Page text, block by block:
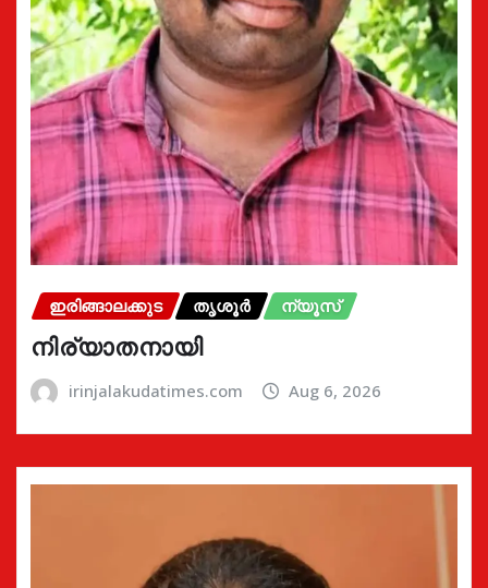
ഇരിങ്ങാലക്കുട തൃശൂർ ന്യൂസ്
നിര്യാതനായി
irinjalakudatimes.com Aug 6, 2026